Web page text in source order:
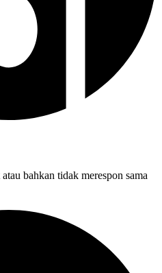
bahkan tidak merespon sama